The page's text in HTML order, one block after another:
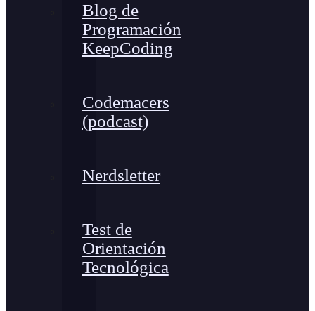
Blog de
Programación
KeepCoding
Codemacers
(podcast)
Nerdsletter
Test de
Orientación
Tecnológica